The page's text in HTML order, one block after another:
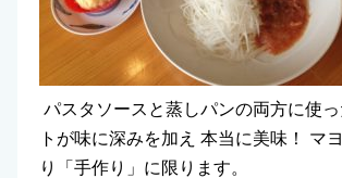
パスタソースと蒸しパンの両方に使
トが味に深みを加え 本当に美味！ マ
り「手作り」に限ります。